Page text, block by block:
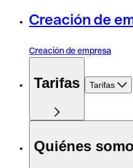
Creación de
Creación de empresa
Tarifas Tarifas
Quiénes